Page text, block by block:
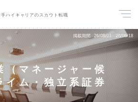
手ハイキャリアのスカウト転職
掲載期間 26/08/03～26/08/18
（マネージャー候
イム・独立系証券